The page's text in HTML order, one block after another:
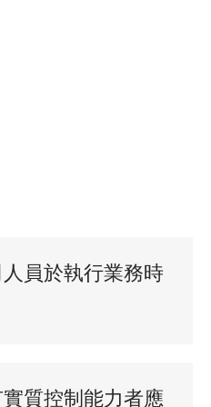
員於執行業務時
質控制能力者應